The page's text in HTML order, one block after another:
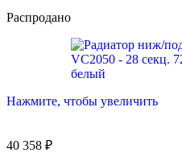
Распродано
Нажмите, чтобы увеличить
40 358 ₽